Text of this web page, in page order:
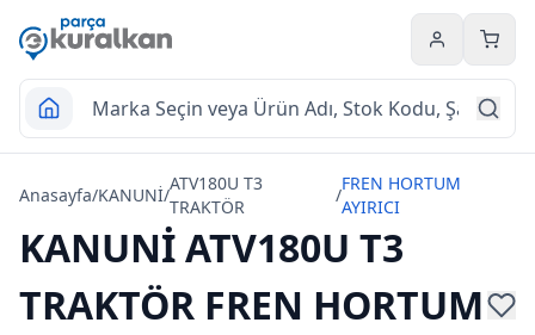
Hesabım
Anasayfa/KANUNİ/
ATV180U T3
TRAKTÖR
/
FREN HORTUM
AYIRICI
KANUNİ ATV180U T3
TRAKTÖR FREN HORTUM